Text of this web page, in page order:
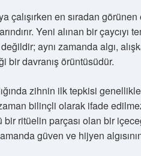
çalışırken en sıradan
Yeni alınan bir
aynı zamanda algı,
bir davranış örüntüsüdür.
zihnin ilk tepkisi
bilinçli olarak ifade
ritüelin parçası olan bir
güven ve hijyen